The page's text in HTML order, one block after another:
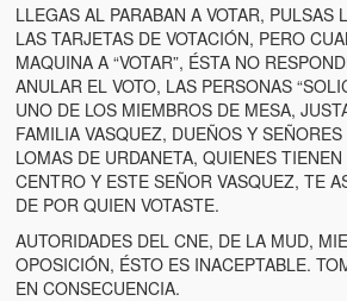
LLEGAS AL PARABAN A VOTAR, PULSAS
LAS TARJETAS DE VOTACIÓN, PERO
MAQUINA A “VOTAR”, ÉSTA NO
ANULAR EL VOTO, LAS PERSONAS
UNO DE LOS MIEMBROS DE MESA,
FAMILIA VASQUEZ, DUEÑOS Y
LOMAS DE URDANETA, QUIENES
CENTRO Y ESTE SEÑOR VASQUEZ, TE
DE POR QUIEN VOTASTE.
AUTORIDADES DEL CNE, DE LA MUD,
OPOSICIÓN, ÉSTO ES INACEPTABLE.
EN CONSECUENCIA.